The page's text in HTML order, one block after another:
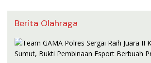
Berita Olahraga